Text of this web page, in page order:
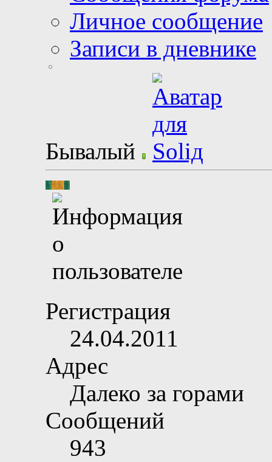
Личное сообщение
Записи в дневнике
Бывалый
Регистрация
24.04.2011
Адрес
Далеко за горами
Сообщений
943